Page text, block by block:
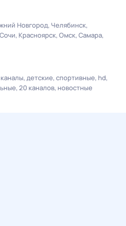
Новгород Челябинск
Сочи Красноярск Омск Самара
детские спортивные hd
20 каналов новостные